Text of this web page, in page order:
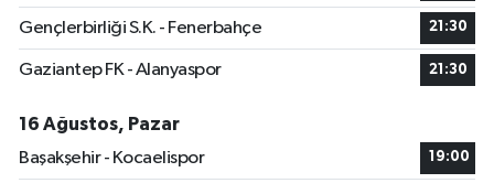
Gençlerbirliği S.K. - Fenerbahçe 21:30
Gaziantep FK - Alanyaspor 21:30
16 Ağustos, Pazar
Başakşehir - Kocaelispor
19:00